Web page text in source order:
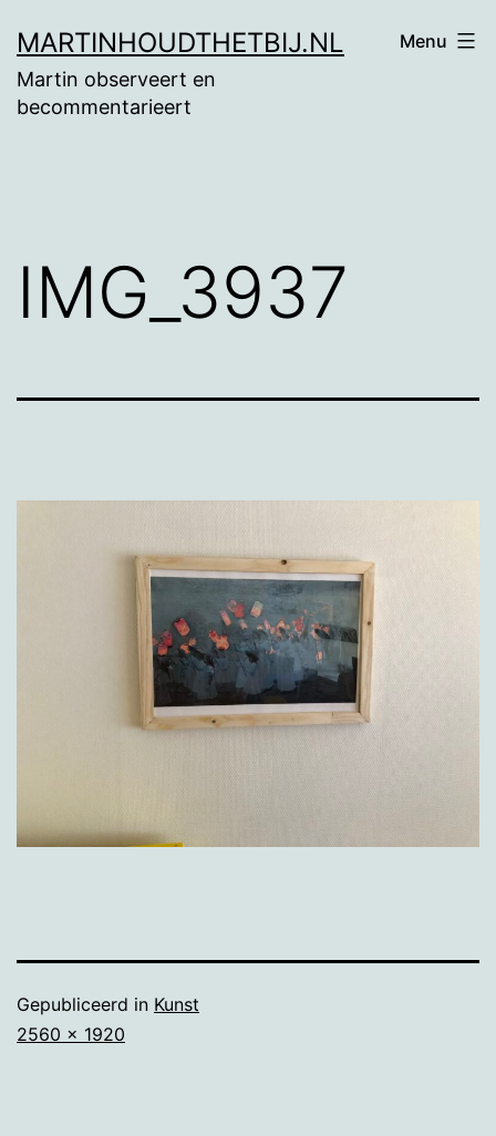
naar
de
MARTINHOUDTHETBIJ.NL
Martin observeert en
becommentarieert
Menu
IMG_3937
Gepubliceerd in Kunst
Volledige
2560 × 1920